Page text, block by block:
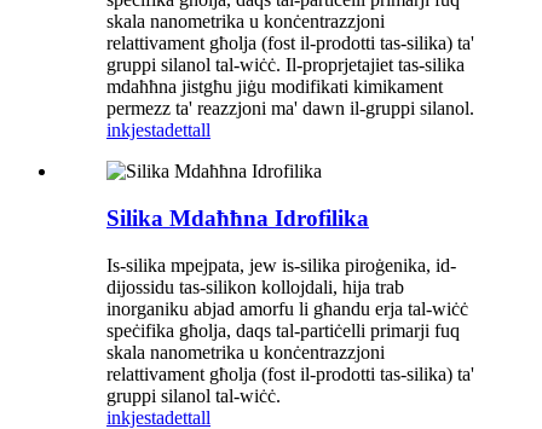
skala nanometrika u konċentrazzjoni
relattivament għolja (fost il-prodotti tas-silika) ta'
gruppi silanol tal-wiċċ. Il-proprjetajiet tas-silika
mdaħħna jistgħu jiġu modifikati kimikament
permezz ta' reazzjoni ma' dawn il-gruppi silanol.
inkjestadettall
Silika Mdaħħna Idrofilika
Is-silika mpejpata, jew is-silika piroġenika, id-
dijossidu tas-silikon kollojdali, hija trab
inorganiku abjad amorfu li għandu erja tal-wiċċ
speċifika għolja, daqs tal-partiċelli primarji fuq
skala nanometrika u konċentrazzjoni
relattivament għolja (fost il-prodotti tas-silika) ta'
gruppi silanol tal-wiċċ.
inkjestadettall